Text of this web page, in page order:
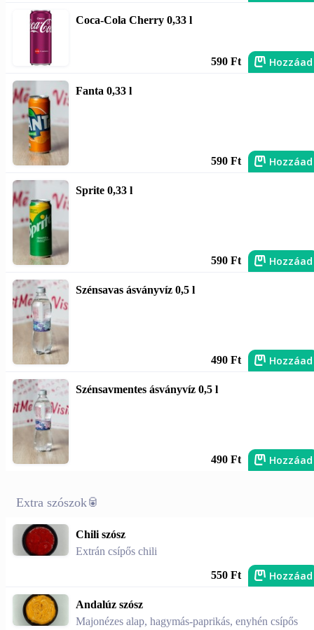
Coca-Cola Cherry 0,33 l
590 Ft Hozzáad
Fanta 0,33 l
590 Ft Hozzáad
Sprite 0,33 l
590 Ft Hozzáad
Szénsavas ásványvíz 0,5 l
490 Ft Hozzáad
Szénsavmentes ásványvíz 0,5 l
490 Ft Hozzáad
Extra szószok🥫
Chili szósz
Extrán csípős chili
550 Ft Hozzáad
Andalúz szósz
Majonézes alap, hagymás-paprikás, enyhén csípős